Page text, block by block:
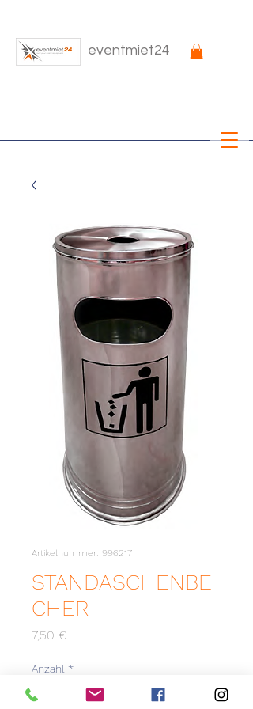
eventmiet24
Artikelnummer: 996217
STANDASCHENBE
CHER
7,50 €
Anzahl *